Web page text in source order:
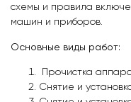
схемы и правила
машин и приборов.
Основные виды работ:
Прочистка
Снятие и